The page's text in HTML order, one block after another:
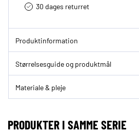
30 dages returret
Produktinformation
Størrelsesguide og produktmål
Materiale & pleje
PRODUKTER I SAMME SERIE